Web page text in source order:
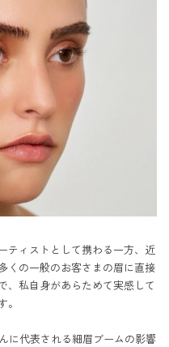
ティストとして携わる一方、近
くの一般のお客さまの眉に直接
、私自身があらためて実感して
に代表される細眉ブームの影響